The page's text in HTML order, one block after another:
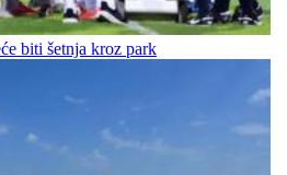
biti šetnja kroz park